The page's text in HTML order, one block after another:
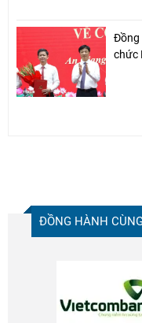
Đồng
chức
ĐỒNG HÀNH